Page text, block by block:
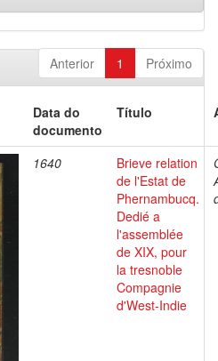
Anterior 1 Próximo
Data do
documento
Título
1640
Brieve relation
de l'Estat de
Phernambucq.
Dedié a
l'assemblée
de XIX, pour
la tresnoble
Compagnie
d'West-Indie